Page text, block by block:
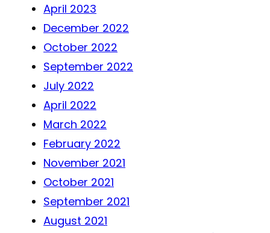
April 2023
December 2022
October 2022
September 2022
July 2022
April 2022
March 2022
February 2022
November 2021
October 2021
September 2021
August 2021